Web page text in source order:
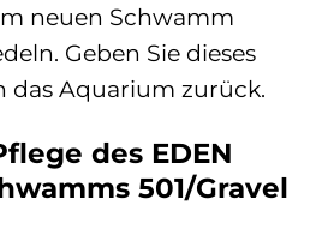
neuen Schwamm
Geben Sie dieses
das Aquarium zurück.
des EDEN
501/Gravel